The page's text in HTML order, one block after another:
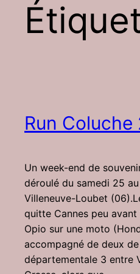
Run Coluche
Un week-end de
déroulé du samedi 25
Villeneuve-Loubet
quitte Cannes peu
Opio sur une moto
accompagné de deux
départementale 3 entre